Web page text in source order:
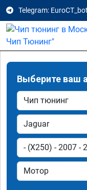
Telegram: EuroCT_bot
Выберите ваш